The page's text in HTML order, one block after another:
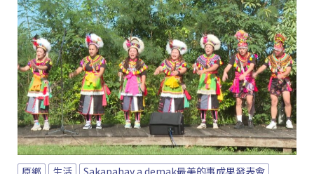
原鄉 生活
Sakapahay a demak最美的事成果發表會